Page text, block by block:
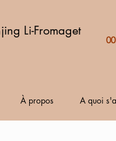
Li-Fromaget
À propos A quoi